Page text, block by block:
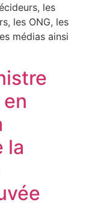
les
les ONG, les
médias ainsi
la